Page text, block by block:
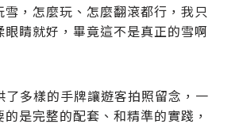
雪，怎麼玩、怎麼翻滾都行，我只
眼睛就好，畢竟這不是真正的雪啊
多樣的手牌讓遊客拍照留念，一
是完整的配套、和精準的實踐，